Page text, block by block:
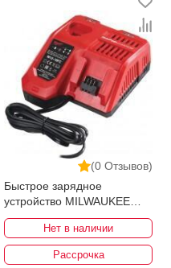
(0 Отзывов)
Быстрое зарядное
устройство MILWAUKEE
M12-18 FC 4932451079
Нет в наличии
Рассрочка